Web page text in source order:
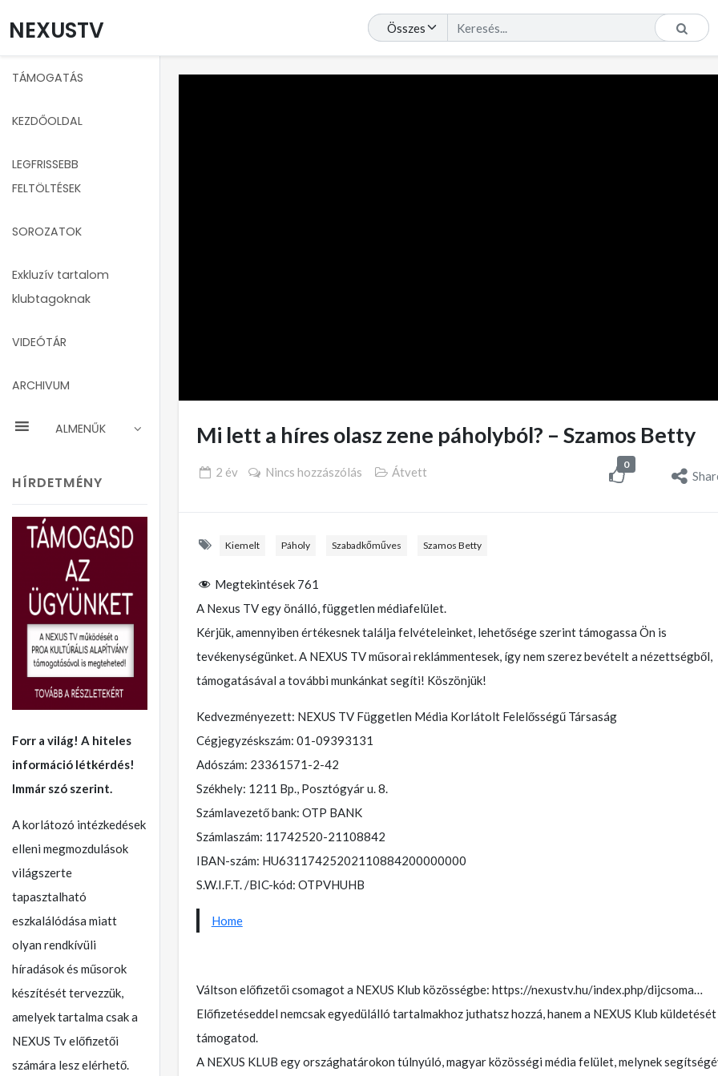
NEXUSTV
TÁMOGATÁS
KEZDŐOLDAL
LEGFRISSEBB
FELTÖLTÉSEK
SOROZATOK
Exkluzív tartalom
klubtagoknak
VIDEÓTÁR
ARCHIVUM
ALMENŰK
HÍRDETMÉNY
Forr a világ! A hiteles
információ létkérdés!
Immár szó szerint.
A korlátozó intézkedések
elleni megmozdulások
világszerte
tapasztalható
eszkalálódása miatt
olyan rendkívüli
híradások és műsorok
készítését tervezzük,
amelyek tartalma csak a
NEXUS Tv előfizetői
számára lesz elérhető.
Mi lett a híres olasz zene páholyból? – Szamos Betty
2 év Nincs hozzászólás Átvett
0
Kiemelt Páholy Szabadkőműves Szamos Betty
Megtekintések 761
A Nexus TV egy önálló, független médiafelület.
Kérjük, amennyiben értékesnek találja felvételeinket, lehetősége szerint támogassa Ön is
tevékenységünket. A NEXUS TV műsorai reklámmentesek, így nem szerez bevételt a nézettségből,
támogatásával a további munkánkat segíti! Köszönjük!
Kedvezményezett: NEXUS TV Független Média Korlátolt Felelősségű Társaság
Cégjegyzéskszám: 01-09393131
Adószám: 23361571-2-42
Székhely: 1211 Bp., Posztógyár u. 8.
Számlavezető bank: OTP BANK
Számlaszám: 11742520-21108842
IBAN-szám: HU63117425202110884200000000
S.W.I.F.T. /BIC-kód: OTPVHUHB
Home
Váltson előfizetői csomagot a NEXUS Klub közösségbe: https://nexustv.hu/index.php/dijcsoma…
Előfizetéseddel nemcsak egyedülálló tartalmakhoz juthatsz hozzá, hanem a NEXUS Klub küldetését
támogatod.
A NEXUS KLUB egy országhatárokon túlnyúló, magyar közösségi média felület, melynek